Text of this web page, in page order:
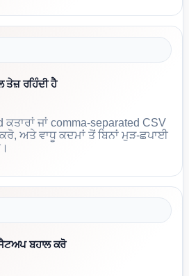
ਤੇਜ਼ ਰਹਿੰਦੀ ਹੈ
ਕਤਾਰਾਂ ਜਾਂ comma-separated CSV
ਅਤੇ ਵਾਧੂ ਕਦਮਾਂ ਤੋਂ ਬਿਨਾਂ ਮੁੜ-ਛਪਾਈ
ਬਹਾਲ ਕਰੋ